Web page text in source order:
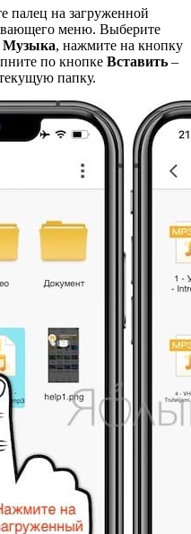
палец на загруженной
меню. Выберите
Музыка, нажмите на кнопку
по кнопке Вставить –
папку.